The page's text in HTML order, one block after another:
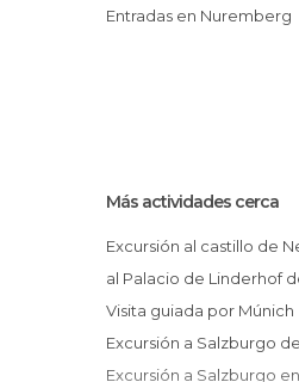
Entrada a PLAYMOBIL®
Entradas en Nuremberg
Más actividades cerca
Excursión al castillo de Neuschwanstein y
al Palacio de Linderhof
Visita guiada por Múnich
Excursión a Salzburgo
Excursión a Salzburgo en tren desde